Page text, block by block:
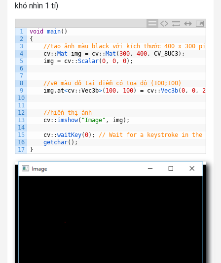
khó nhìn 1 tí)
1
2
3
4
5
6
7
8
9
10
11
12
13
14
15
16
17
void main( )
{
//tạo ảnh màu black với kích thước 400 x 300 pixels
cv: :Mat img = cv: :Mat (300 , 400 , CV_8UC3) ;
img = cv: :Scalar(0 , 0 , 0) ;
//vẽ màu đỏ tại điểm có tọa độ (100;100)
img.at<cv: :Vec3b>( 100 , 100) = cv: :Vec3b(0 , 0 , 255
//hiển thị ảnh
cv: : imshow( "Image" , img) ;
cv: :waitKey(0) ;
// Wait for a keystroke in the
getchar( ) ;
}